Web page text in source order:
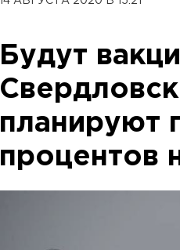
Будут
планируют
процентов